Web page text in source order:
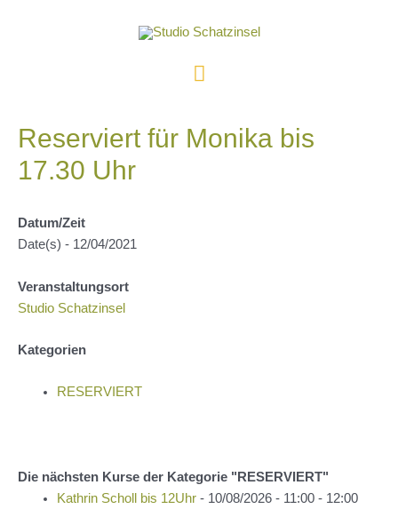
Hauptmenü
Reserviert für Monika bis
17.30 Uhr
Datum/Zeit
Date(s) - 12/04/2021
Veranstaltungsort
Studio Schatzinsel
Kategorien
RESERVIERT
Die nächsten Kurse der Kategorie "RESERVIERT"
Kathrin Scholl bis 12Uhr- 10/08/2026 - 11:00 - 12:00